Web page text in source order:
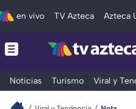
en vivo TV Azteca Azteca
Noticias Turismo Viral y